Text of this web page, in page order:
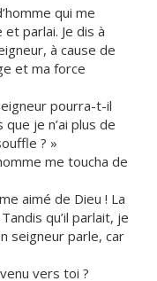
qui me
et parlai. Je dis à
à cause de
et ma force
pourra-t-il
je n’ai plus de
? »
me toucha de
aimé de Dieu ! La
qu’il parlait, je
seigneur parle, car
vers toi ?